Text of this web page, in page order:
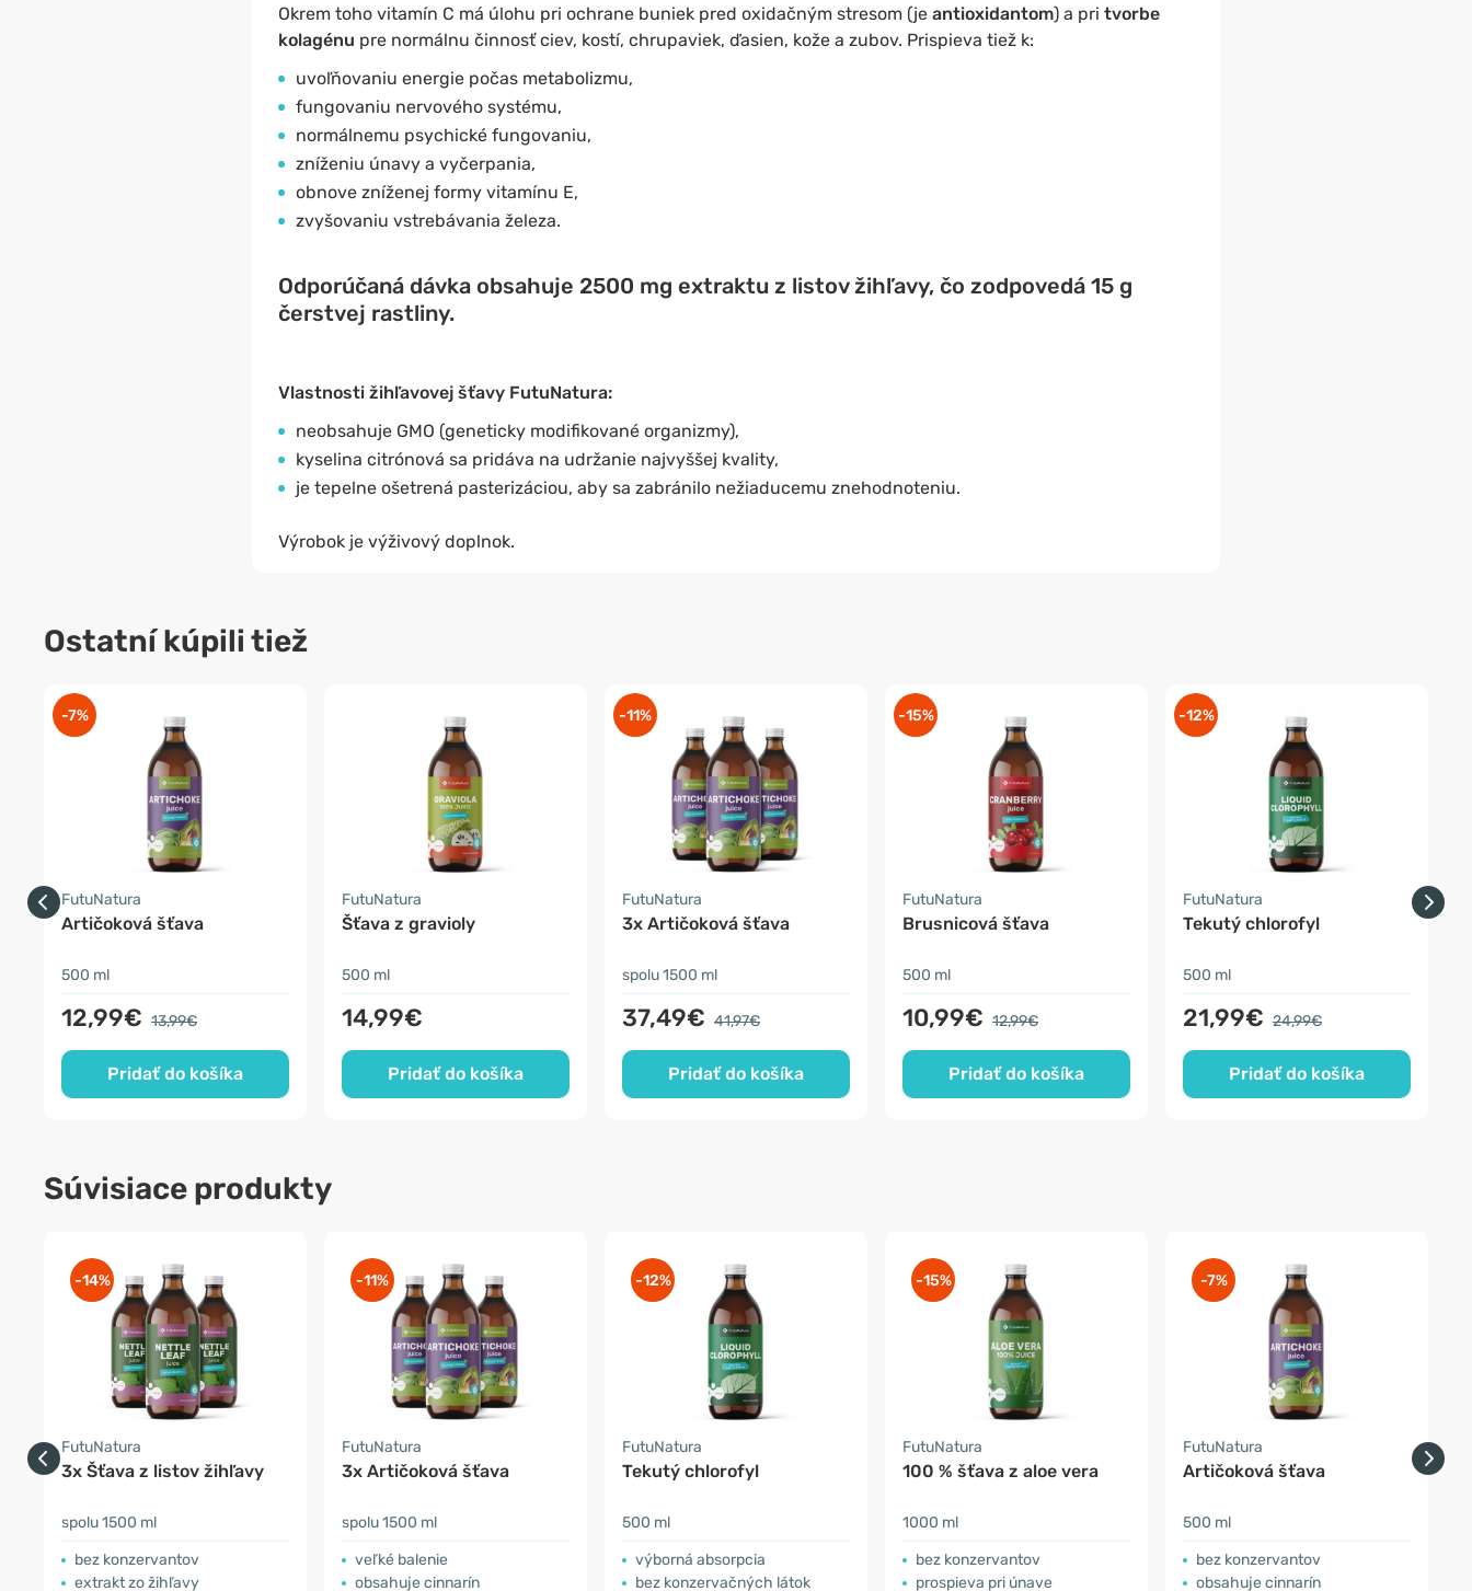
Okrem toho vitamín C má úlohu pri ochrane buniek pred oxidačným stresom (je antioxidantom) a pri tvorbe
kolagénu pre normálnu činnosť ciev, kostí, chrupaviek, ďasien, kože a zubov. Prispieva tiež k:
uvoľňovaniu energie počas metabolizmu,
fungovaniu nervového systému,
normálnemu psychické fungovaniu,
zníženiu únavy a vyčerpania,
obnove zníženej formy vitamínu E,
zvyšovaniu vstrebávania železa.
Odporúčaná dávka obsahuje 2500 mg extraktu z listov žihľavy, čo zodpovedá 15 g
čerstvej rastliny.
Vlastnosti žihľavovej šťavy FutuNatura:
neobsahuje GMO (geneticky modifikované organizmy),
kyselina citrónová sa pridáva na udržanie najvyššej kvality,
je tepelne ošetrená pasterizáciou, aby sa zabránilo nežiaducemu znehodnoteniu.
Výrobok je výživový doplnok.
Ostatní kúpili tiež
-7%
FutuNatura
Artičoková šťava
500 ml
12,99€ 13,99€
Pridať do košíka
FutuNatura
Šťava z gravioly
500 ml
14,99€
Pridať do košíka
-11%
FutuNatura
3x Artičoková šťava
spolu 1500 ml
37,49€ 41,97€
Pridať do košíka
-15%
FutuNatura
Brusnicová šťava
500 ml
10,99€ 12,99€
Pridať do košíka
-12%
FutuNatura
Tekutý chlorofyl
500 ml
21,99€ 24,99€
Pridať do košíka
Súvisiace produkty
-14%
FutuNatura
3x Šťava z listov žihľavy
spolu 1500 ml
bez konzervantov
extrakt zo žihľavy
-11%
FutuNatura
3x Artičoková šťava
spolu 1500 ml
veľké balenie
obsahuje cinnarín
-12%
FutuNatura
Tekutý chlorofyl
500 ml
výborná absorpcia
bez konzervačných látok
-15%
FutuNatura
100 % šťava z aloe vera
1000 ml
bez konzervantov
prospieva pri únave
-7%
FutuNatura
Artičoková šťava
500 ml
bez konzervantov
obsahuje cinnarín